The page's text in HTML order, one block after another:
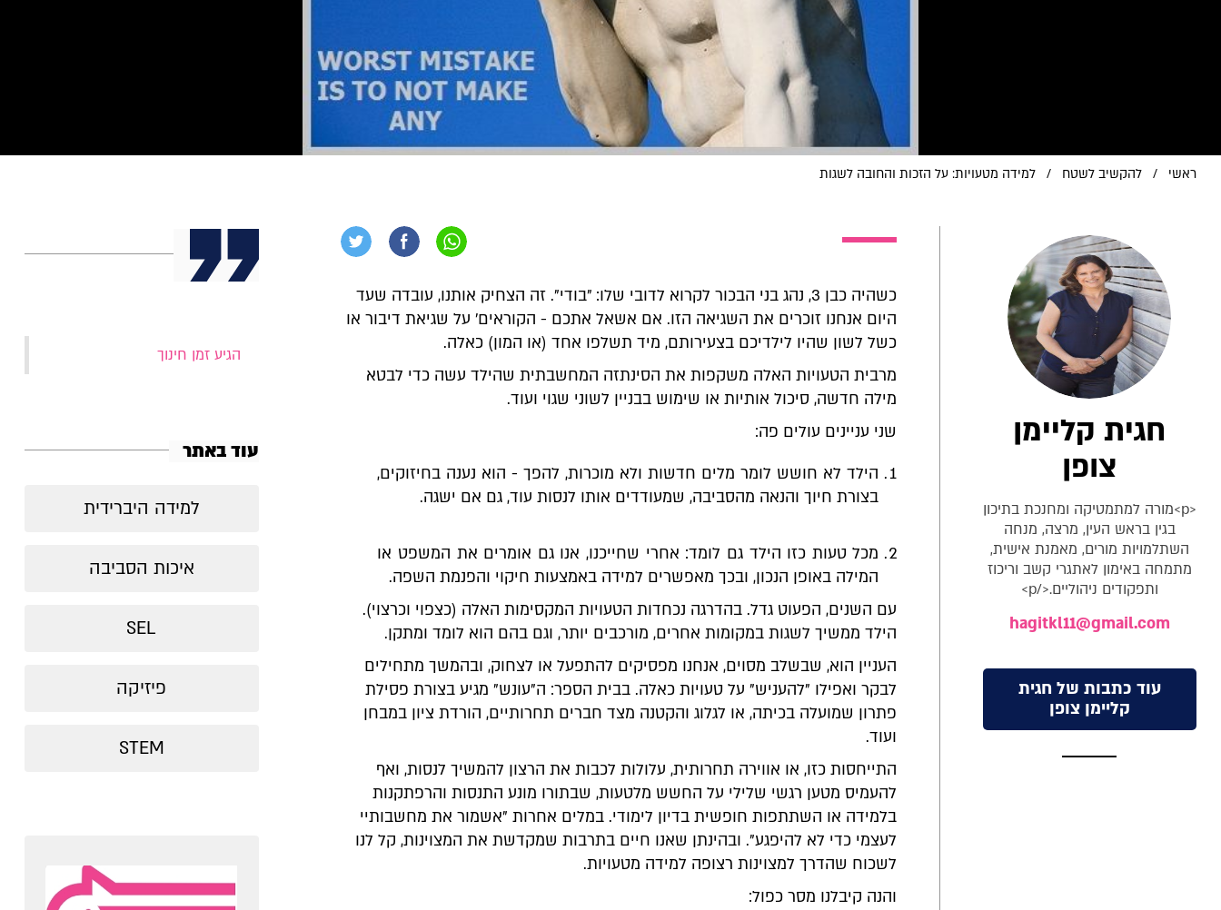
ראשי / להקשיב לשטח / למידה מטעויות: על הזכות והחובה לשגות
כשהיה כבן 3, נהג בני הבכור לקרוא לדובי שלו: "בודי". זה הצחיק אותנו, עובדה שעד
היום אנחנו זוכרים את השגיאה הזו. אם אשאל אתכם - הקוראים' על שגיאת דיבור או
כשל לשון שהיו לילדיכם בצעירותם, מיד תשלפו אחד (או המון) כאלה.
מרבית הטעויות האלה משקפות את הסינתזה המחשבתית שהילד עשה כדי לבטא
מילה חדשה, סיכול אותיות או שימוש בבניין לשוני שגוי ועוד.
שני עניינים עולים פה:
הילד לא חושש לומר מלים חדשות ולא מוכרות, להפך - הוא נענה בחיזוקים,
בצורת חיוך והנאה מהסביבה, שמעודדים אותו לנסות עוד, גם אם ישגה.
מכל טעות כזו הילד גם לומד: אחרי שחייכנו, אנו גם אומרים את המשפט או
המילה באופן הנכון, ובכך מאפשרים למידה באמצעות חיקוי והפנמת השפה.
עם השנים, הפעוט גדל. בהדרגה נכחדות הטעויות המקסימות האלה (כצפוי וכרצוי).
הילד ממשיך לשגות במקומות אחרים, מורכבים יותר, וגם בהם הוא לומד ומתקן.
העניין הוא, שבשלב מסוים, אנחנו מפסיקים להתפעל או לצחוק, ובהמשך מתחילים
לבקר ואפילו "להעניש" על טעויות כאלה. בבית הספר: ה"עונש" מגיע בצורת פסילת
פתרון שמועלה בכיתה, או לגלוג והקטנה מצד חברים תחרותיים, הורדת ציון במבחן
ועוד.
התייחסות כזו, או אווירה תחרותית, עלולות לכבות את הרצון להמשיך לנסות, ואף
להעמיס מטען רגשי שלילי על החשש מלטעות, שבתורו מונע התנסות והרפתקנות
בלמידה או השתתפות חופשית בדיון לימודי. במלים אחרות "אשמור את מחשבותיי
לעצמי כדי לא להיפגע". ובהינתן שאנו חיים בתרבות שמקדשת את המצוינות, קל לנו
לשכוח שהדרך למצוינות רצופה למידה מטעויות.
והנה קיבלנו מסר כפול:
חגית קליימן
צופן
<p>מורה למתמטיקה ומחנכת בתיכון
בגין בראש העין, מרצה, מנחה
השתלמויות מורים, מאמנת אישית,
מתמחה באימון לאתגרי קשב וריכוז
ותפקודים ניהוליים.</p>
hagitkl11@gmail.com
עוד כתבות של חגית
קליימן צופן
‏הגיע זמן חינוך‏
עוד באתר
למידה היברידית
איכות הסביבה
SEL
פיזיקה
STEM